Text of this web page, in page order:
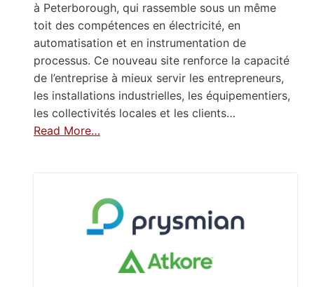
à Peterborough, qui rassemble sous un même
toit des compétences en électricité, en
automatisation et en instrumentation de
processus. Ce nouveau site renforce la capacité
de l’entreprise à mieux servir les entrepreneurs,
les installations industrielles, les équipementiers,
les collectivités locales et les clients…
Read More…